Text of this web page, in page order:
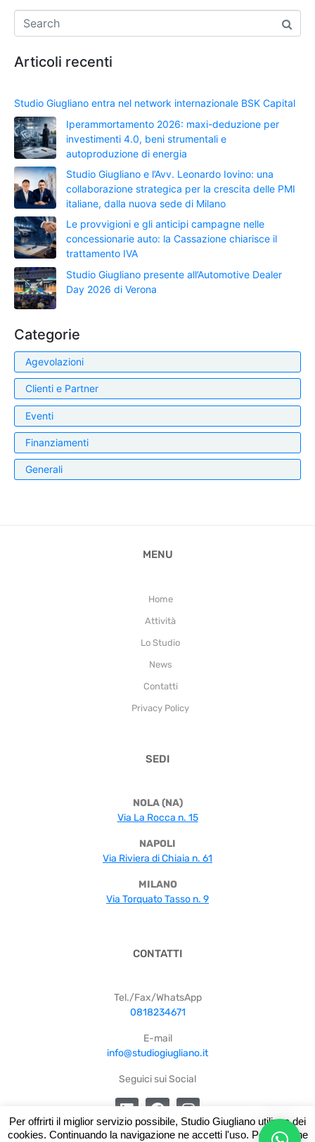
Articoli recenti
Studio Giugliano entra nel network internazionale BSK Capital
Iperammortamento 2026: maxi-deduzione per
investimenti 4.0, beni strumentali e
autoproduzione di energia
Studio Giugliano e l’Avv. Leonardo Iovino: una
collaborazione strategica per la crescita delle PMI
italiane, dalla nuova sede di Milano
Le provvigioni e gli anticipi campagne nelle
concessionarie auto: la Cassazione chiarisce il
trattamento IVA
Studio Giugliano presente all’Automotive Dealer
Day 2026 di Verona
Categorie
Agevolazioni
Clienti e Partner
Eventi
Finanziamenti
Generali
MENU
Home
Attività
Lo Studio
News
Contatti
Privacy Policy
SEDI
NOLA (NA)
Via La Rocca n. 15
NAPOLI
Via Riviera di Chiaia n. 61
MILANO
Via Torquato Tasso n. 9
CONTATTI
Tel./Fax/WhatsApp
0818234671
E-mail
info@studiogiugliano.it
Seguici sui Social
Per offrirti il miglior servizio possibile, Studio Giugliano utilizza dei
cookies. Continuando la navigazione ne accetti l'uso. Per saperne